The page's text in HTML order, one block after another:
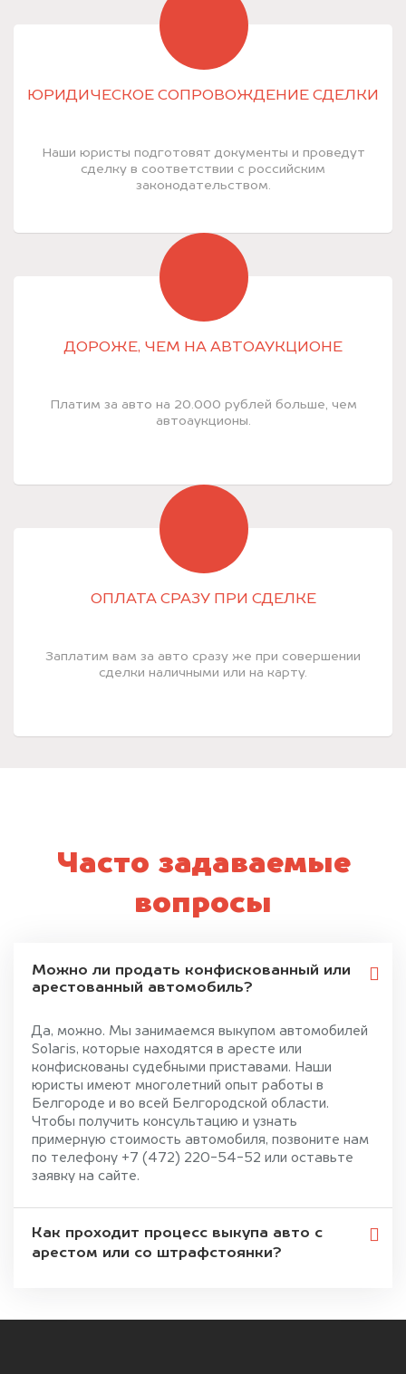
ЮРИДИЧЕСКОЕ СОПРОВОЖДЕНИЕ СДЕЛКИ
Наши юристы подготовят документы и проведут
сделку в соответствии с российским
законодательством.
ДОРОЖЕ, ЧЕМ НА АВТОАУКЦИОНЕ
Платим за авто на 20.000 рублей больше, чем
автоаукционы.
ОПЛАТА СРАЗУ ПРИ СДЕЛКЕ
Заплатим вам за авто сразу же при совершении
сделки наличными или на карту.
Часто задаваемые
вопросы
Можно ли продать конфискованный или
арестованный автомобиль?
Да, можно. Мы занимаемся выкупом автомобилей
Solaris, которые находятся в аресте или
конфискованы судебными приставами. Наши
юристы имеют многолетний опыт работы в
Белгороде и во всей Белгородской области.
Чтобы получить консультацию и узнать
примерную стоимость автомобиля, позвоните нам
по телефону +7 (472) 220-54-52 или оставьте
заявку на сайте.
Как проходит процесс выкупа авто с
арестом или со штрафстоянки?